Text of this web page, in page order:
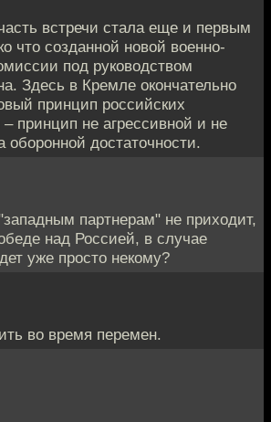
встречи стала еще и первым
что созданной новой военно-
под руководством
Здесь в Кремле окончательно
принцип российских
принцип не агрессивной и не
оборонной достаточности.
партнерам" не приходит,
над Россией, в случае
уже просто некому?
во время перемен.